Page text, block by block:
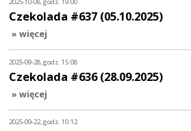
Czekolada #637 (05.10.2025)
» więcej
2025-09-28, godz. 15:08
Czekolada #636 (28.09.2025)
» więcej
2025-09-22, godz. 10:12